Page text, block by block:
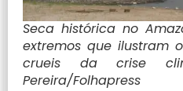
Seca histórica no
extremos que ilustram
crueis da crise
Pereira/Folhapress